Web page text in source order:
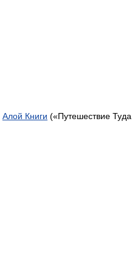
Алой Книги («Путешествие Туда